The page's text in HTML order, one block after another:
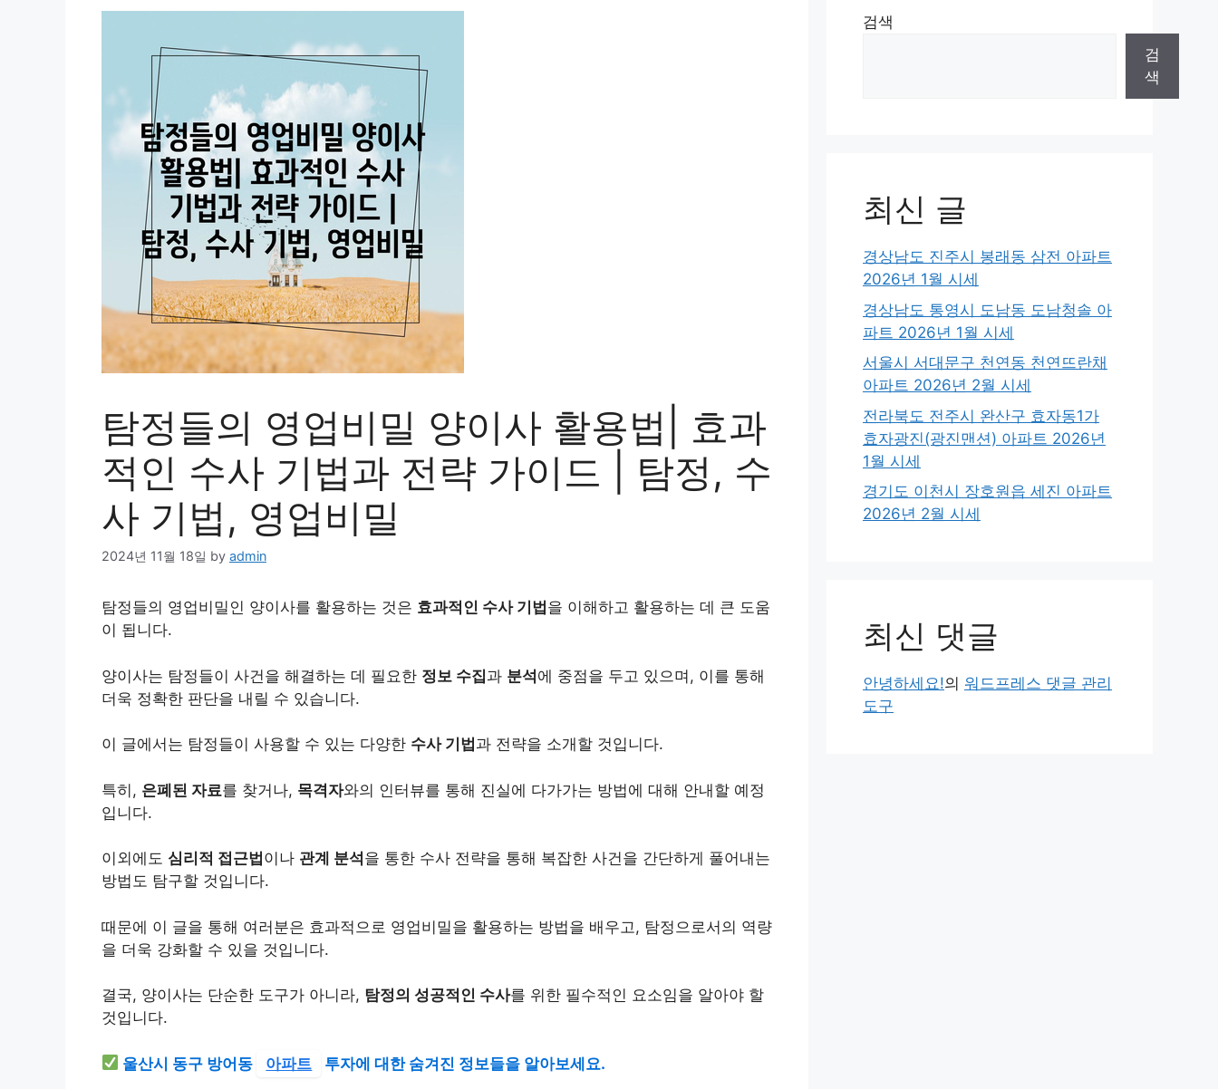
탐정들의 영업비밀 양이사 활용법| 효과
적인 수사 기법과 전략 가이드 | 탐정, 수
사 기법, 영업비밀
2024년 11월 18일 by admin
탐정들의 영업비밀인 양이사를 활용하는 것은 효과적인 수사 기법 을 이해하고 활용하는 데 큰 도움
이 됩니다.
양이사는 탐정들이 사건을 해결하는 데 필요한 정보 수집과 분석에 중점을 두고 있으며, 이를 통해
더욱 정확한 판단을 내릴 수 있습니다.
이 글에서는 탐정들이 사용할 수 있는 다양한 수사 기법 과 전략을 소개할 것입니다.
특히, 은폐된 자료를 찾거나, 목격자와의 인터뷰를 통해 진실에 다가가는 방법에 대해 안내할 예정
입니다.
이외에도 심리적 접근법 이나 관계 분석 을 통한 수사 전략을 통해 복잡한 사건을 간단하게 풀어내는
방법도 탐구할 것입니다.
때문에 이 글을 통해 여러분은 효과적으로 영업비밀을 활용하는 방법을 배우고, 탐정으로서의 역량
을 더욱 강화할 수 있을 것입니다.
결국, 양이사는 단순한 도구가 아니라, 탐정의 성공적인 수사를 위한 필수적인 요소임을 알아야 할
것입니다.
울산시 동구 방어동 아파트 투자에 대한 숨겨진 정보들을 알아보세요.
검색
검
색
최신 글
경상남도 진주시 봉래동 삼전 아파트
2026년 1월 시세
경상남도 통영시 도남동 도남청솔 아
파트 2026년 1월 시세
서울시 서대문구 천연동 천연뜨란채
아파트 2026년 2월 시세
전라북도 전주시 완산구 효자동1가
효자광진(광진맨션) 아파트 2026년
1월 시세
경기도 이천시 장호원읍 세진 아파트
2026년 2월 시세
최신 댓글
안녕하세요!의 워드프레스 댓글 관리
도구